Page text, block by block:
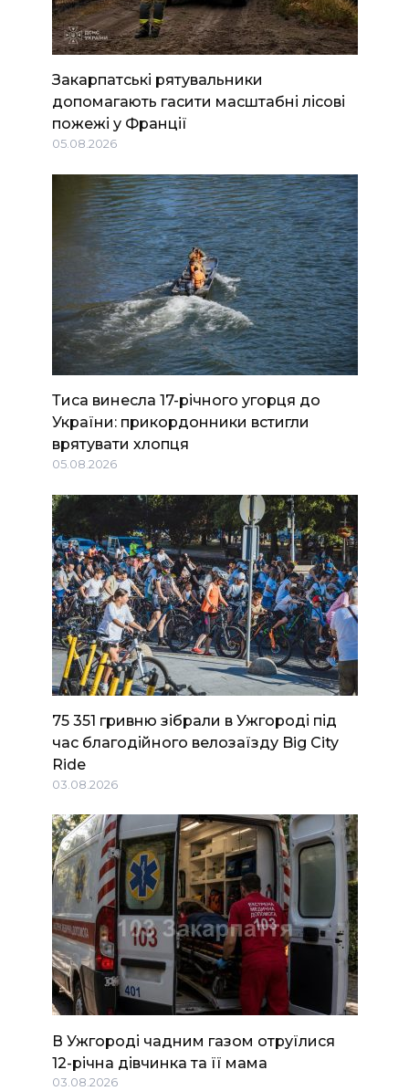
Закарпатські рятувальники
допомагають гасити масштабні лісові
пожежі у Франції
05.08.2026
Тиса винесла 17-річного угорця до
України: прикордонники встигли
врятувати хлопця
05.08.2026
75 351 гривню зібрали в Ужгороді під
час благодійного велозаїзду Big Сity
Ride
03.08.2026
В Ужгороді чадним газом отруїлися
12-річна дівчинка та її мама
03.08.2026